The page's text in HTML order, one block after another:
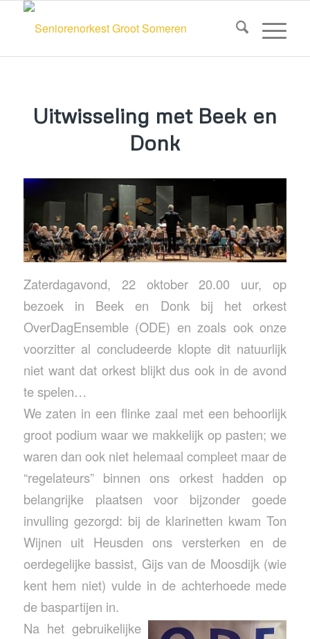
Uitwisseling met Beek en
Donk
Zaterdagavond, 22 oktober 20.00 uur, op
bezoek in Beek en Donk bij het orkest
OverDagEnsemble (ODE) en zoals ook onze
voorzitter al concludeerde klopte dit natuurlijk
niet want dat orkest blijkt dus ook in de avond
te spelen…
We zaten in een flinke zaal met een behoorlijk
groot podium waar we makkelijk op pasten; we
waren dan ook niet helemaal compleet maar de
“regelateurs” binnen ons orkest hadden op
belangrijke plaatsen voor bijzonder goede
invulling gezorgd: bij de klarinetten kwam Ton
Wijnen uit Heusden ons versterken en de
oerdegelijke bassist, Gijs van de Moosdijk (wie
kent hem niet) vulde in de achterhoede mede
de baspartijen in.
Na het gebruikelijke